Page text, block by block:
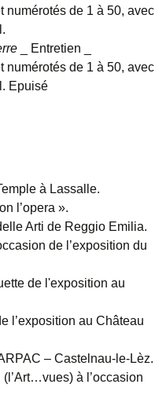
numérotés de 1 à 50, avec
_ Entretien _
numérotés de 1 à 50, avec
Epuisé
à Lassalle.
l’opera ».
Arti de Reggio Emilia.
de l’exposition du
de l'exposition au
l’exposition au Château
– Castelnau-le-Lèz.
à l’occasion